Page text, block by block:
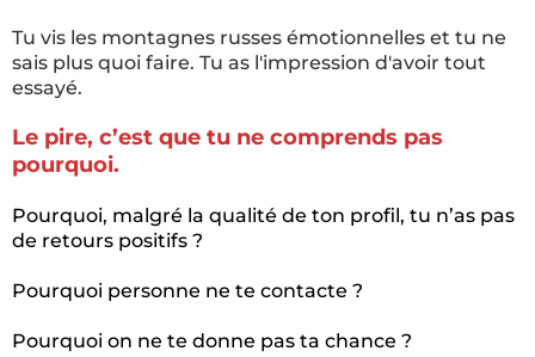
Tu vis les montagnes russes émotionnelles et tu ne
sais plus quoi faire. Tu as l'impression d'avoir tout
essayé.
Le pire, c’est que tu ne comprends pas
pourquoi.
Pourquoi, malgré la qualité de ton profil, tu n’as pas
de retours positifs ?
Pourquoi personne ne te contacte ?
Pourquoi on ne te donne pas ta chance ?